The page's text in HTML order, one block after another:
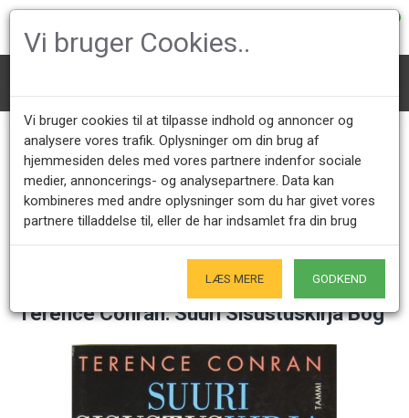
Kundeservice +45 28491875
Mandag - Fredag 9.00 - 17.00
Åbningstider showroom
Kun på forudgående aftale - Hverdage
- Naturligvis
Terence Conran: Suuri Sisustuskirja Bog
Vi bruger Cookies..
Vi bruger cookies til at tilpasse indhold og annoncer og
analysere vores trafik. Oplysninger om din brug af
hjemmesiden deles med vores partnere indenfor sociale
medier, annoncerings- og analysepartnere. Data kan
kombineres med andre oplysninger som du har givet vores
partnere tilladdelse til, eller de har indsamlet fra din brug
LÆS MERE GODKEND